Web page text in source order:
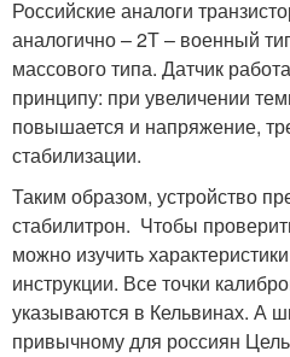
Российские аналоги
аналогично – 2Т – военный
массового типа. Датчик
принципу: при увеличении
повышается и напряжение,
стабилизации.
Таким образом, устройство
стабилитрон. Чтобы
можно изучить
инструкции. Все точки
указываются в Кельвинах. А
привычному для россиян